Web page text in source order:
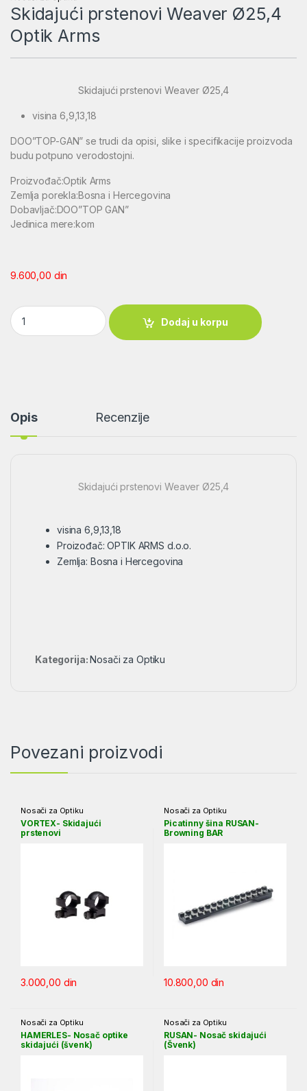
Skidajući prstenovi Weaver Ø25,4
Optik Arms
Skidajući prstenovi Weaver Ø25,4
visina 6,9,13,18
DOO”TOP-GAN” se trudi da opisi, slike i specifikacije proizvoda
budu potpuno verodostojni.
Proizvođač:Optik Arms
Zemlja porekla:Bosna i Hercegovina
Dobavljač:DOO”TOP GAN”
Jedinica mere:kom
9.600,00 din
Skidajući prstenovi Weaver Ø25,4 Optik Arms quantity
Dodaj u korpu
Opis Recenzije
Skidajući prstenovi Weaver Ø25,4
visina 6,9,13,18
Proizođač: OPTIK ARMS d.o.o.
Zemlja: Bosna i Hercegovina
Kategorija:Nosači za Optiku
Povezani proizvodi
Nosači za Optiku
VORTEX- Skidajući
prstenovi
3.000,00 din
Nosači za Optiku
Picatinny šina RUSAN-
Browning BAR
10.800,00 din
Nosači za Optiku
HAMERLES- Nosač optike
skidajući (švenk)
Nosači za Optiku
RUSAN- Nosač skidajući
(Švenk)